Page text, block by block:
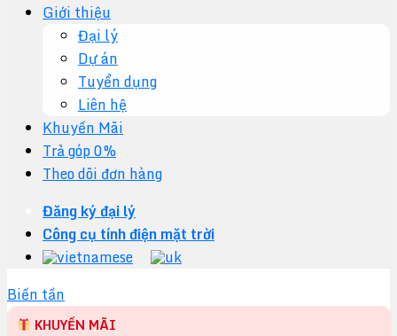
Giới thiệu
Đại lý
Dự án
Tuyển dụng
Liên hệ
Khuyến Mãi
Trả góp 0%
Theo dõi đơn hàng
Đăng ký đại lý
Công cụ tính điện mặt trời
Biến tần
KHUYẾN MÃI